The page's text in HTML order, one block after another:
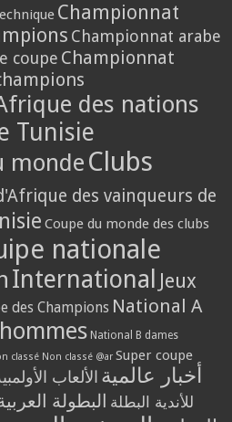
Championnat
Championnat arabe
coupe Championnat
des nations
Tunisie
monde Clubs
des vainqueurs de
Coupe du monde des clubs
nationale
International Jeux
des Champions National A
National B dames
classé Non classé @ar Super coupe
أخبار عالمية الألعاب
للأندية البطلة البطولة